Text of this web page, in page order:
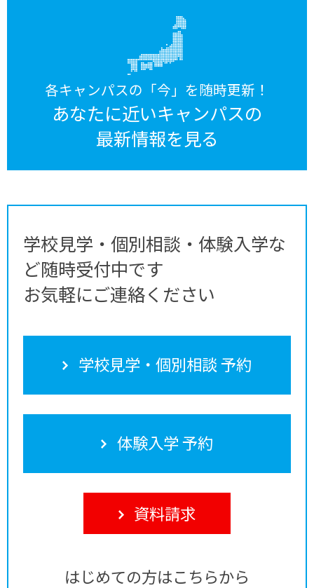
各キャンパスの「今」を随時更新！
あなたに近いキャンパスの
最新情報を見る
学校見学・個別相談・体験入学な
ど随時受付中です
お気軽にご連絡ください
学校見学・個別相談 予約
体験入学 予約
資料請求
はじめての方はこちらから